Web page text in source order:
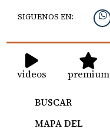
SIGUENOS EN:
videos premium
BUSCAR
MAPA DEL